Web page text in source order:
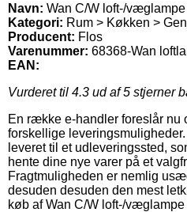
Navn: Wan C/W loft-/
Kategori: Rum > Køkken >
Producent: Flos
Varenummer: 68368-Wan
EAN:
Vurderet til 4.3 ud af 5 stjerner
En række e-handler foreslår nu
forskellige
leveret til et udleveringssted,
hente dine nye varer på et
Fragtmuligheden er nemlig
desuden desuden den mest
køb af Wan C/W loft-/væglampe